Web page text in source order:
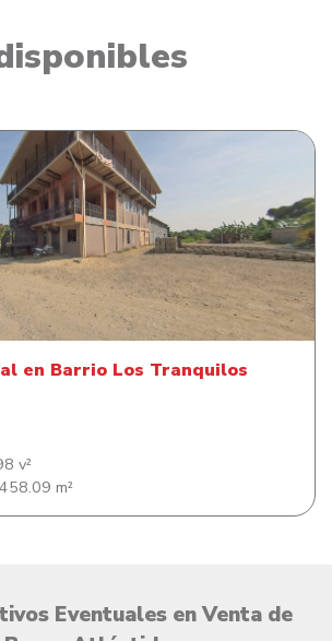
en Barrio Los Tranquilos
en Barrio Los Tranquilos
v²
m²
Eventuales en Venta de